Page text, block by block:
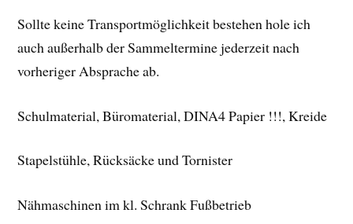
Sollte keine Transportmöglichkeit bestehen hole ich
auch außerhalb der Sammeltermine jederzeit nach
vorheriger Absprache ab.
Schulmaterial, Büromaterial, DINA4 Papier !!!, Kreide
Stapelstühle, Rücksäcke und Tornister
Nähmaschinen im kl. Schrank Fußbetrieb